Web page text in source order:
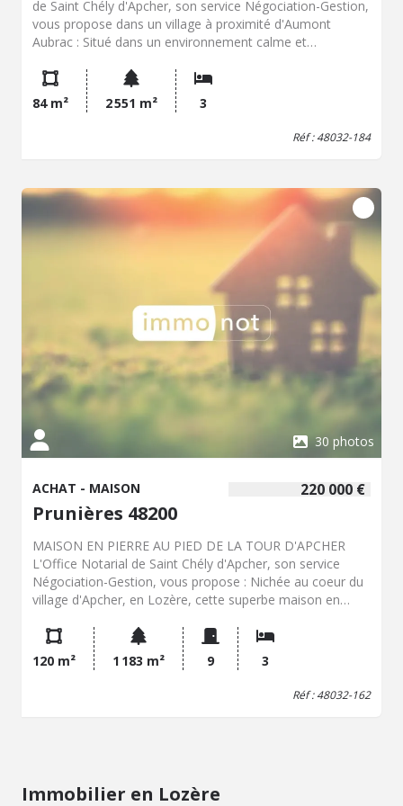
de Saint Chély d'Apcher, son service Négociation-Gestion,
vous propose dans un village à proximité d'Aumont
Aubrac : Situé dans un environnement calme et
pour les amoureux de la pierre et des espaces à rénover.
La partie habitation, rénovée dans les années 80, se
compose : d'une agréable pièce de vie avec cantou
(cheminée traditionnelle avec un insert à bois
prolongement, une étable et grange de 264?m² au sol
offre de nombreuses possibilités d'aménagement. La
charpente est en état moyen à bon. Soir plus de 600 m2
de surface développée. À l'arrière, vous profiterez d'un
terrain avec une belle vue dégagée, ainsi que d'un ancien
métier à ferrer, témoin du charme et de l'authenticité du
lieu. Taxe foncière 433 euros. Assainissement individuel
existant mais fosse septique à remettre aux normes.
Menuiseries bois simple vitrage. Couverture en ardoise et
fibro Parcelle de 2551 m² Un bien rare, idéal pour un
projet de résidence principale, secondaire ou gîte, offrant
un grand potentiel après travaux. N'hésitez pas à nous
contacter au 04 66 31 84 37 04 66 31 00 03
84 m² 2 551 m² 3
Réf : 48032-184
30 photos
220 000 €
ACHAT - MAISON
Prunières 48200
MAISON EN PIERRE AU PIED DE LA TOUR D'APCHER
L'Office Notarial de Saint Chély d'Apcher, son service
Négociation-Gestion, vous propose : Nichée au coeur du
village d'Apcher, en Lozère, cette superbe maison en
seulement quelques mètres de la majestueuse Tour
d'Apcher, classée monument historique, elle offre un
cadre unique où charme de l'ancien et panorama
remarquable se conjuguent harmonieusement. La maison
maîtresse du séjour. À la fois imposante et chaleureuse,
120 m² 1 183 m² 9 3
Réf : 48032-162
Immobilier en Lozère